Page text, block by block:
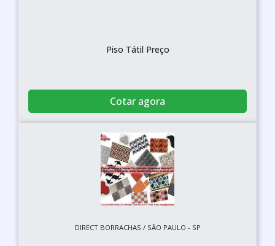
Piso Tátil Preço
Cotar agora
DIRECT BORRACHAS / SÃO PAULO - SP